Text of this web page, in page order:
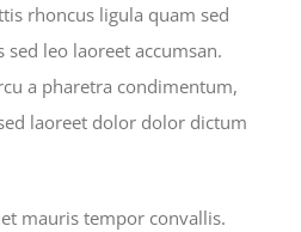
rhoncus ligula quam sed
leo laoreet accumsan.
a pharetra condimentum,
laoreet dolor dolor dictum
mauris tempor convallis.